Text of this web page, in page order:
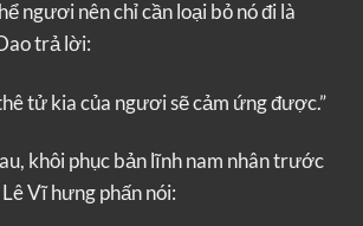
ngươi nên chỉ cần loại bỏ nó đi là
trả lời:
tử kia của ngươi sẽ cảm ứng được.”
khôi phục bản lĩnh nam nhân trước
Vĩ hưng phấn nói: